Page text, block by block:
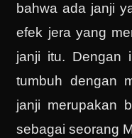
bahwa ada janji
efek jera yang
janji itu. Dengan
tumbuh dengan
janji merupakan
sebagai seorang